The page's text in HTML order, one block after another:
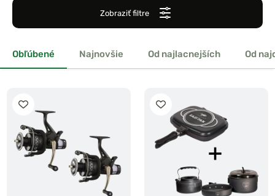
Zobraziť filtre
Obľúbené Najnovšie Od najlacnejších Od